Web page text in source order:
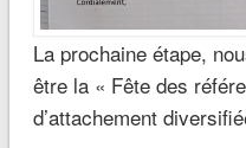
La prochaine étape,
être la « Fête des
d’attachement